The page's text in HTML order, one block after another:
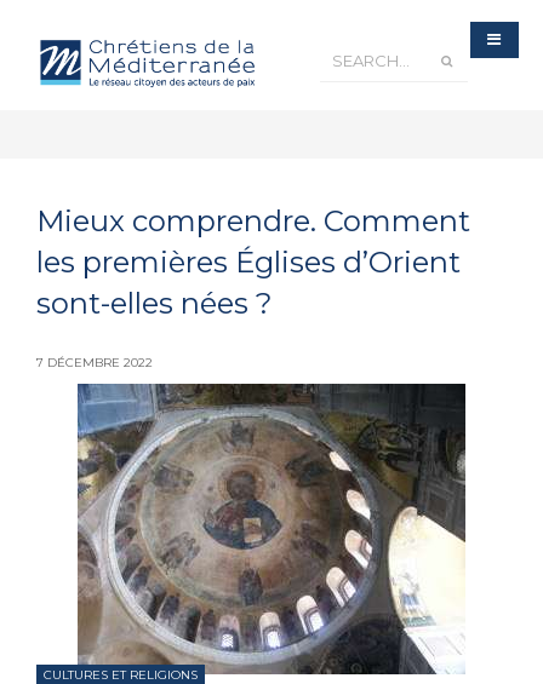
Mieux comprendre. Comment
les premières Églises d’Orient
sont-elles nées ?
7 DÉCEMBRE 2022
CULTURES ET RELIGIONS